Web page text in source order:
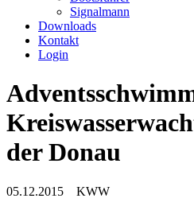
Signalmann
Downloads
Kontakt
Login
der Donau
05.12.2015
KWW